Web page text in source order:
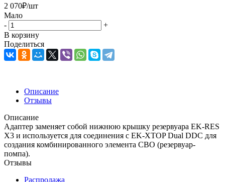
2 070₽/шт
Мало
-
+
В корзину
Поделиться
Описание
Отзывы
Описание
Адаптер заменяет собой нижнюю крышку резервуара EK-RES
X3 и используется для соединения с EK-XTOP Dual DDC для
создания комбинированного элемента СВО (резервуар-
помпа).
Отзывы
Распродажа